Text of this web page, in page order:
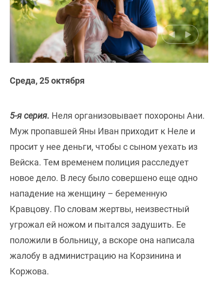
Среда, 25 октября
5-я серия. Неля организовывает похороны Ани.
Муж пропавшей Яны Иван приходит к Неле и
просит у нее деньги, чтобы с сыном уехать из
Вейска. Тем временем полиция расследует
новое дело. В лесу было совершено еще одно
нападение на женщину – беременную
Кравцову. По словам жертвы, неизвестный
угрожал ей ножом и пытался задушить. Ее
положили в больницу, а вскоре она написала
жалобу в администрацию на Корзинина и
Коржова.